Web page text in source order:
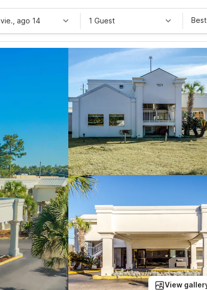
vie., ago 14 1 Guest
View